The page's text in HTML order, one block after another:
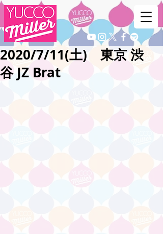
2020/7/11(土) 東京 渋
谷 JZ Brat